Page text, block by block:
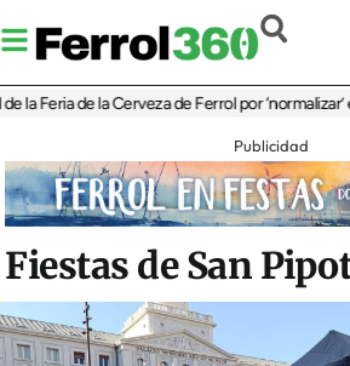
de la Cerveza de Ferrol por ‘normalizar’ el
Publicidad
Fiestas de San